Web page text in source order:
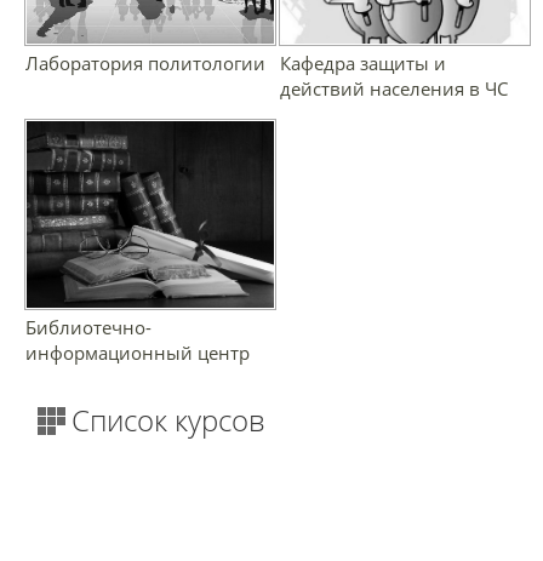
Лаборатория политологии
Кафедра защиты и
действий населения в ЧС
Библиотечно-
информационный центр
Список курсов